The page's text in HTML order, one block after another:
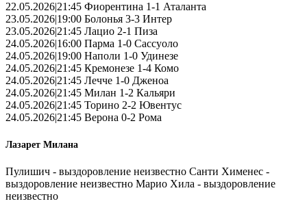
22.05.2026|21:45 Фиорентина 1-1 Аталанта
23.05.2026|19:00 Болонья 3-3 Интер
23.05.2026|21:45 Лацио 2-1 Пиза
24.05.2026|16:00 Парма 1-0 Сассуоло
24.05.2026|19:00 Наполи 1-0 Удинезе
24.05.2026|21:45 Кремонезе 1-4 Комо
24.05.2026|21:45 Лечче 1-0 Дженоа
24.05.2026|21:45 Милан 1-2 Кальяри
24.05.2026|21:45 Торино 2-2 Ювентус
24.05.2026|21:45 Верона 0-2 Рома
Лазарет Милана
Пулишич - выздоровление неизвестно Санти Хименес -
выздоровление неизвестно Марио Хила - выздоровление
неизвестно